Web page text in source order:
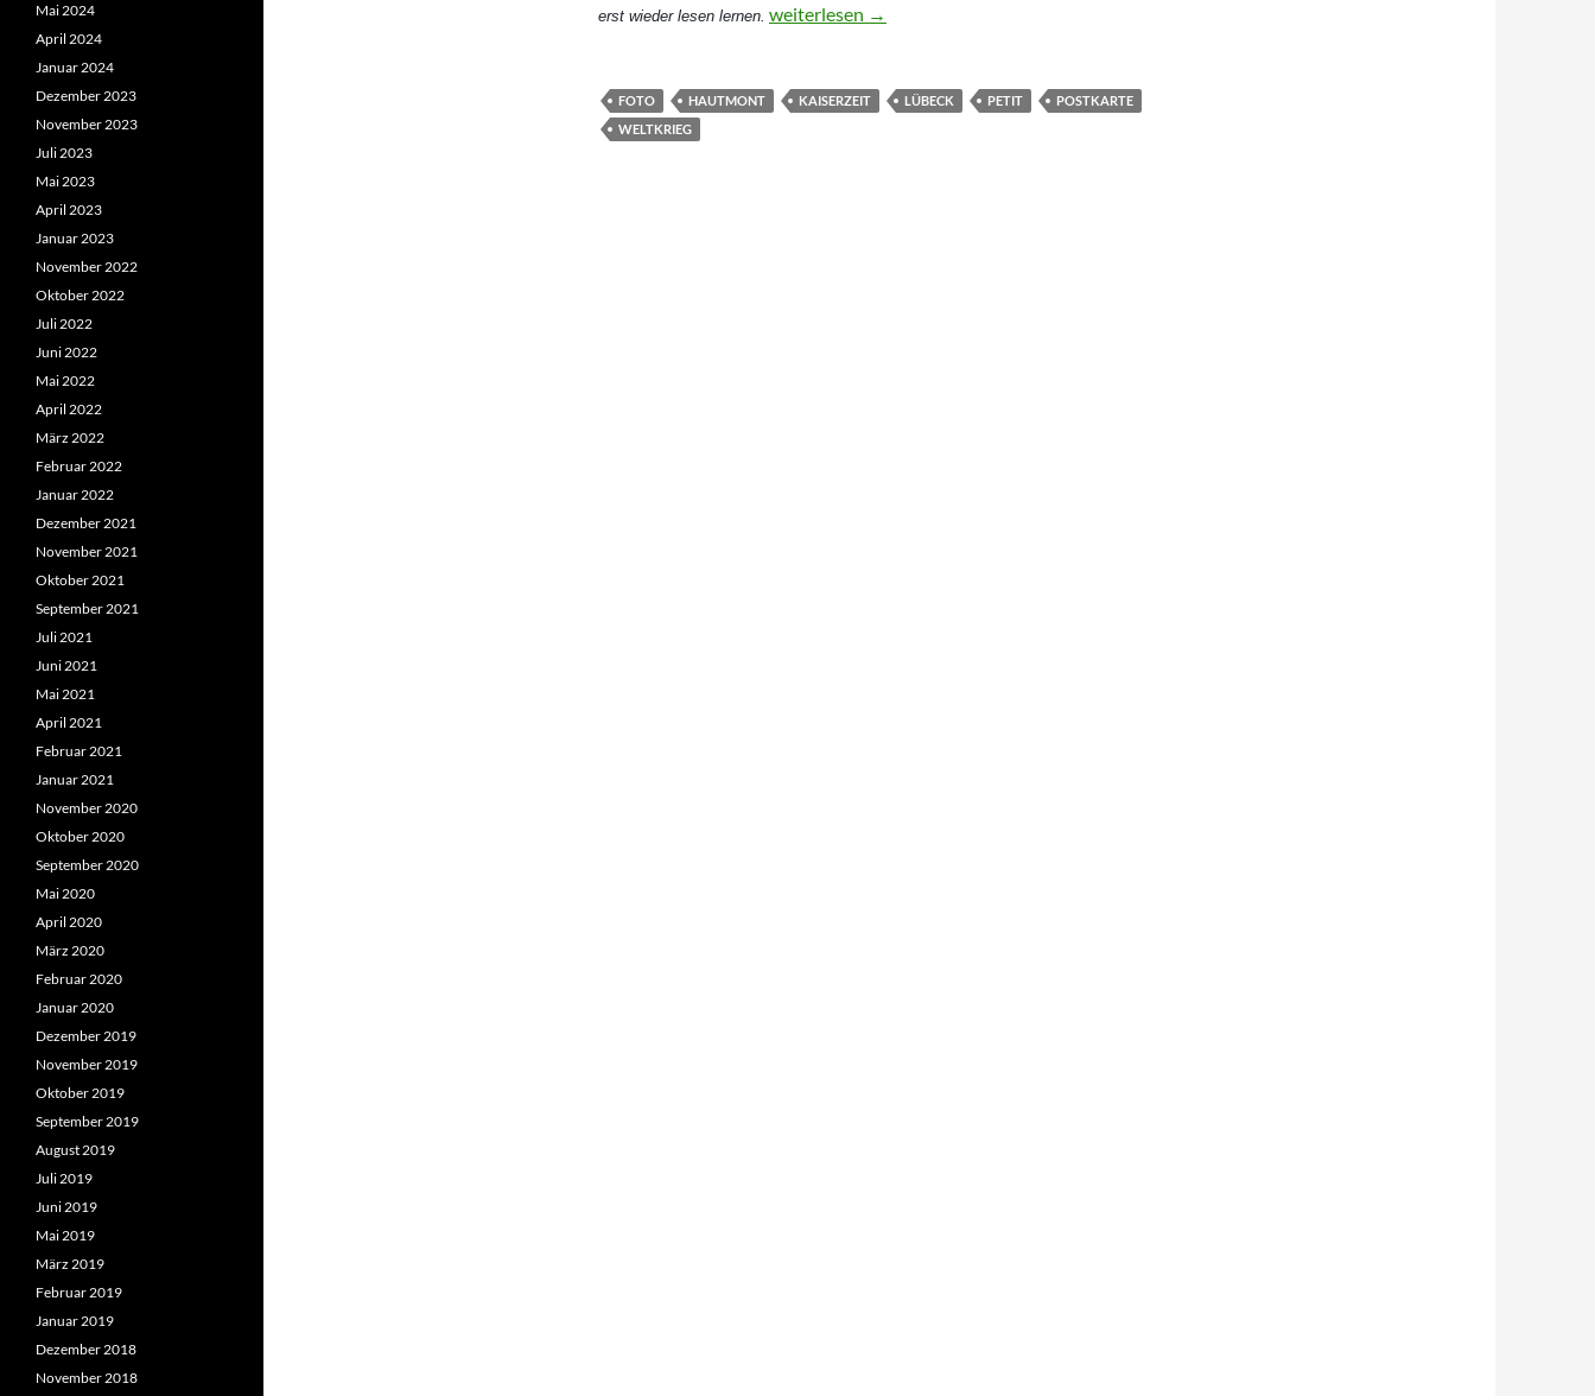
erst wieder lesen lernen. Des Kaisers Regatta und der alte Soldat
weiterlesen →
FOTO HAUTMONT KAISERZEIT LÜBECK PETIT
POSTKARTE
WELTKRIEG
Mai 2024
April 2024
Januar 2024
Dezember 2023
November 2023
Juli 2023
Mai 2023
April 2023
Januar 2023
November 2022
Oktober 2022
Juli 2022
Juni 2022
Mai 2022
April 2022
März 2022
Februar 2022
Januar 2022
Dezember 2021
November 2021
Oktober 2021
September 2021
Juli 2021
Juni 2021
Mai 2021
April 2021
Februar 2021
Januar 2021
November 2020
Oktober 2020
September 2020
Mai 2020
April 2020
März 2020
Februar 2020
Januar 2020
Dezember 2019
November 2019
Oktober 2019
September 2019
August 2019
Juli 2019
Juni 2019
Mai 2019
März 2019
Februar 2019
Januar 2019
Dezember 2018
November 2018